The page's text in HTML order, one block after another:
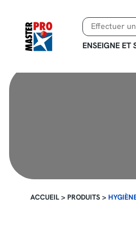
contenu
principal
ENSEIGNE ET
ACCUEIL > PRODUITS >